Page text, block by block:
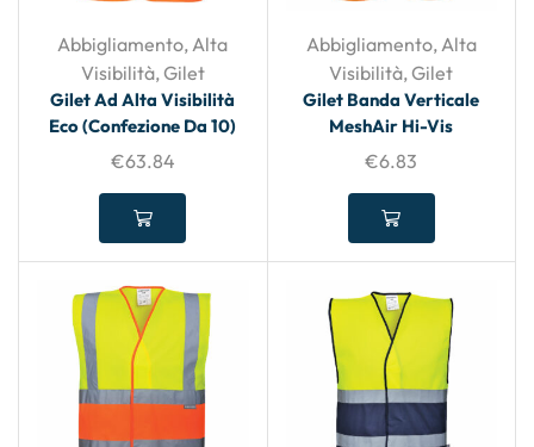
Abbigliamento,Alta
Visibilità,Gilet
Gilet Ad Alta Visibilità
Eco (confezione Da 10)
€63.84
Abbigliamento,Alta
Visibilità,Gilet
Gilet Banda Verticale
MeshAir Hi-Vis
€6.83